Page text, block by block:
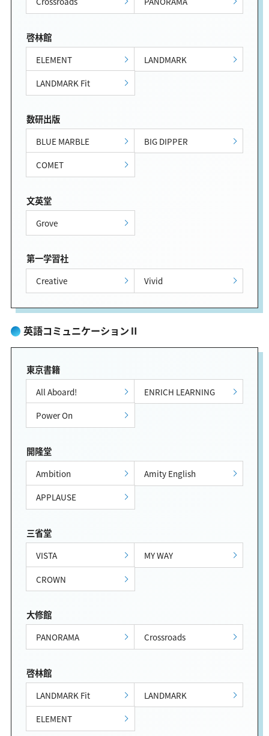
啓林館
ELEMENT
LANDMARK
LANDMARK Fit
数研出版
BLUE MARBLE
BIG DIPPER
COMET
文英堂
Grove
第一学習社
Creative Vivid
英語コミュニケーションⅡ
東京書籍
All Aboard!
ENRICH LEARNING
Power On
開隆堂
Ambition
Amity English
APPLAUSE
三省堂
VISTA
MY WAY
CROWN
大修館
PANORAMA Crossroads
啓林館
LANDMARK Fit
LANDMARK
ELEMENT